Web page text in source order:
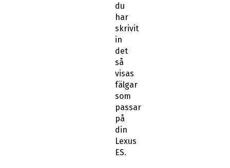
du
har
skrivit
in
det
så
visas
fälgar
som
passar
på
din
Lexus
ES.